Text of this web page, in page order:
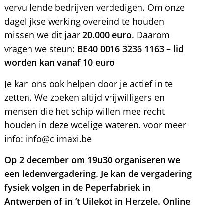
vervuilende bedrijven verdedigen. Om onze
dagelijkse werking overeind te houden
missen we dit jaar 20.000 euro. Daarom
vragen we steun: BE40 0016 3236 1163 – lid
worden kan vanaf 10 euro
Je kan ons ook helpen door je actief in te
zetten. We zoeken altijd vrijwilligers en
mensen die het schip willen mee recht
houden in deze woelige wateren. voor meer
info: info@climaxi.be
Op 2 december om 19u30 organiseren we
een ledenvergadering. Je kan de vergadering
fysiek volgen in de Peperfabriek in
Antwerpen of in ’t Uilekot in Herzele. Online